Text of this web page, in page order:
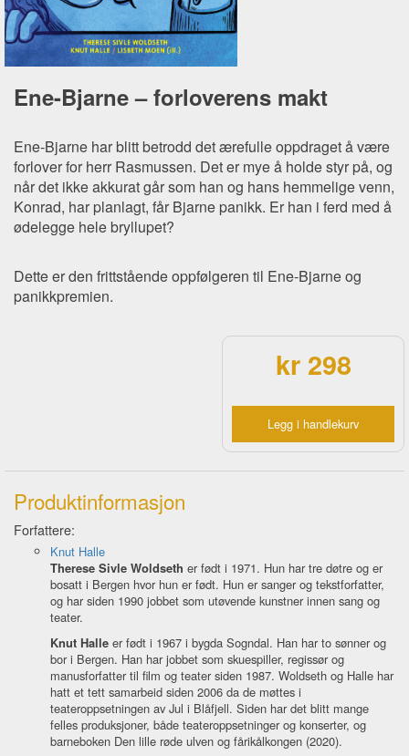
Ene-Bjarne – forloverens makt
Ene-Bjarne har blitt betrodd det ærefulle oppdraget å være
forlover for herr Rasmussen. Det er mye å holde styr på, og
når det ikke akkurat går som han og hans hemmelige venn,
Konrad, har planlagt, får Bjarne panikk. Er han i ferd med å
ødelegge hele bryllupet?
Dette er den frittstående oppfølgeren til Ene-Bjarne og
panikkpremien.
kr 298
Legg i handlekurv
Produktinformasjon
Forfattere:
Knut Halle
Therese Sivle Woldseth er født i 1971. Hun har tre døtre og er
bosatt i Bergen hvor hun er født. Hun er sanger og tekstforfatter,
og har siden 1990 jobbet som utøvende kunstner innen sang og
teater.
Knut Halle er født i 1967 i bygda Sogndal. Han har to sønner og
bor i Bergen. Han har jobbet som skuespiller, regissør og
manusforfatter til film og teater siden 1987. Woldseth og Halle har
hatt et tett samarbeid siden 2006 da de møttes i
teateroppsetningen av Jul i Blåfjell. Siden har det blitt mange
felles produksjoner, både teateroppsetninger og konserter, og
barneboken Den lille røde ulven og fårikålkongen (2020).